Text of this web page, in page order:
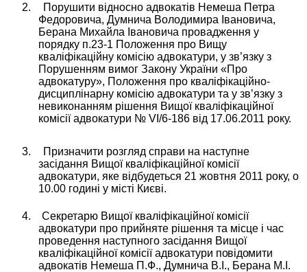
2.
Порушити відносно адвокатів Немеша Петра
Федоровича, Думнича Володимира Івановича,
Берана Михайла Івановича провадження у
порядку п.23-1 Положення про Вищу
кваліфікаційну комісію адвокатури, у зв’язку з
Порушенням вимог Закону України «Про
адвокатуру», Положення про кваліфікаційно-
дисциплінарну комісію адвокатури та у зв’язку з
невиконанням рішення Вищої кваліфікаційної
комісії адвокатури № VІ /6-186 від 17.06.2011 року.
3.
Призначити розгляд справи на наступне
засідання Вищої кваліфікаційної комісії
адвокатури, яке відбудеться 21 жовтня 2011 року, о
10.00 годині у місті Києві.
4.
Секретарю Вищої кваліфікаційної комісії
адвокатури про прийняте рішення та місце і час
проведення наступного засідання Вищої
кваліфікаційної комісії адвокатури повідомити
адвокатів Немеша П.Ф., Думнича В.І., Берана М.І.